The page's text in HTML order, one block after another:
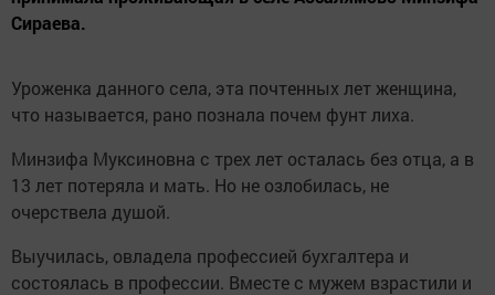
Сираева.
Уроженка данного села, эта почтенных лет женщина,
что называется, рано познала почем фунт лиха.
Минзифа Муксиновна с трех лет осталась без отца, а в
13 лет потеряла и мать. Но не озлобилась, не
очерствела душой.
Выучилась, овладела профессией бухгалтера и
состоялась в профессии. Вместе с мужем взрастили и